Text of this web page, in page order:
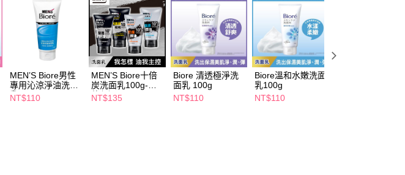
２．關於個人資料處理事宜，請瀏覽以下網址：
https://aftee.tw/terms/#terms3
３．未成年的使用者請事先徵得法定代理人或監護人之同意方可使用
「AFTEE先享後付」，若未經同意申辦者引起之損失，本公司不負相關責
任。
４．使用「AFTEE先享後付」時，將依據個別帳號之用戶狀況，依本公司
即時審查核予不同之上限額度；若仍有額度不足之情形，本公司將視審查
結果請求用戶進行身份認證。
５．嚴禁一人註冊多個帳號或使用他人資訊註冊。若發現惡意使用之情
形，恩沛科技股份有限公司將有權停止該用戶之使用額度並採取法律行
付款後7-11取貨
每筆NT$65，滿NT$490(含以上)免運費
宅配(本島)
每筆NT$100，滿NT$790(含以上)免運費
付款後寶雅門市自取(由倉庫統一出貨)
每筆NT$80，滿NT$290(含以上)免運費
MEN’S Biore男性
專用沁涼淨油洗面
乳100g
NT$110
MEN’S Biore十倍
炭洗面乳100g-多
款任選
NT$135
Biore 清透極淨洗
面乳 100g
NT$110
Biore溫和水嫩洗面
乳100g
NT$110